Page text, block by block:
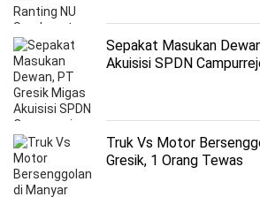
Sepakat Masukan
Akuisisi SPDN
Truk Vs Motor
Gresik, 1 Orang Tewas